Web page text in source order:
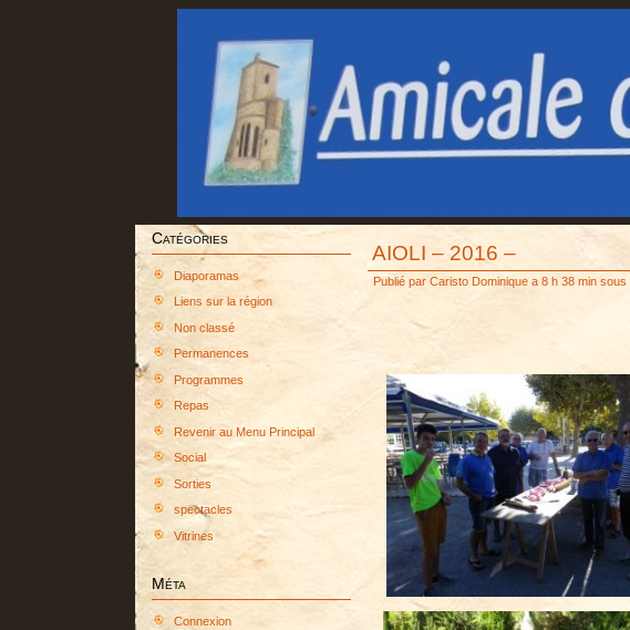
Catégories
Diaporamas
Liens sur la région
Non classé
Permanences
Programmes
Repas
Revenir au Menu Principal
Social
Sorties
spectacles
Vitrines
Méta
Connexion
AIOLI – 2016 –
Publié par Caristo Dominique a 8 h 38 min sous